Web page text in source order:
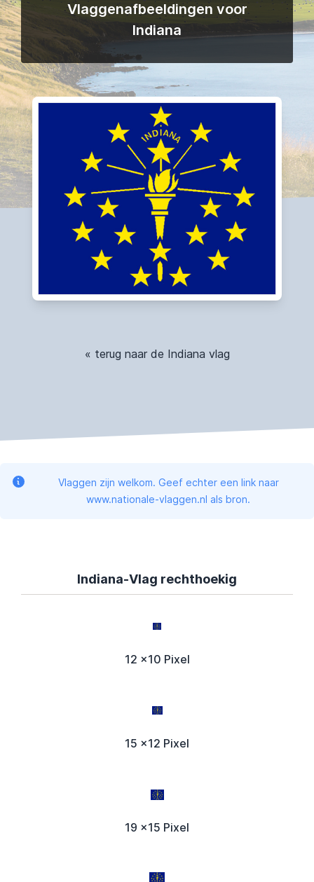
Vlaggenafbeeldingen voor
Indiana
« terug naar de Indiana vlag
Vlaggen zijn welkom. Geef echter een link naar
www.nationale-vlaggen.nl als bron.
Indiana-Vlag rechthoekig
12 x10 Pixel
15 x12 Pixel
19 x15 Pixel